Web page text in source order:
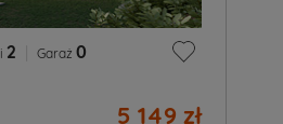
2 Garaż 0
5 149 zł